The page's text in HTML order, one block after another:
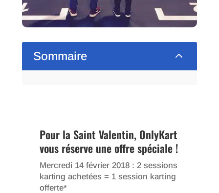
Sommaire 2
Pour la Saint Valentin, OnlyKart
vous réserve une offre spéciale !
Mercredi 14 février 2018 : 2 sessions
karting achetées = 1 session karting
offerte*